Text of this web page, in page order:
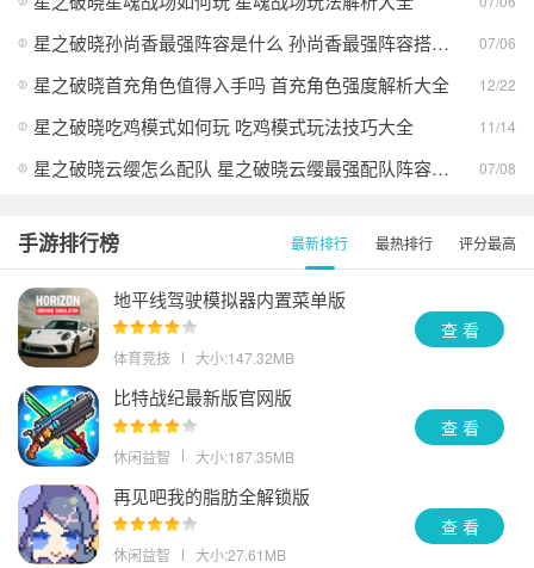
星之破晓孙尚香最强阵容是什么 孙尚香最强阵容搭配方案大全 07/06
星之破晓首充角色值得入手吗 首充角色强度解析大全 12/22
星之破晓吃鸡模式如何玩 吃鸡模式玩法技巧大全 11/14
星之破晓云缨怎么配队 星之破晓云缨最强配队阵容推荐 07/08
手游排行榜 最新排行 最热排行 评分最高
地平线驾驶模拟器内置菜单版
体育竞技 大小:147.32MB
查 看
比特战纪最新版官网版
休闲益智 大小:187.35MB
查 看
再见吧我的脂肪全解锁版
休闲益智 大小:27.61MB
查 看